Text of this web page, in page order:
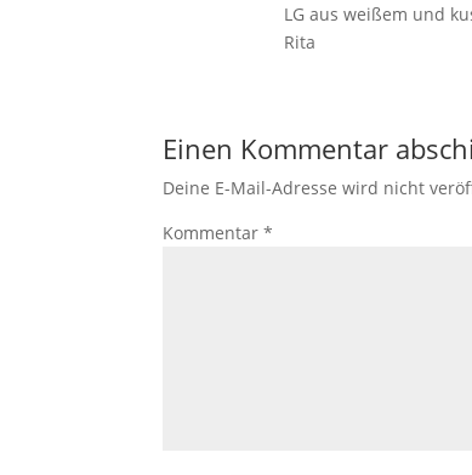
LG aus weißem und
Rita
Einen Kommentar
Deine E-Mail-Adresse wird nicht
Kommentar*